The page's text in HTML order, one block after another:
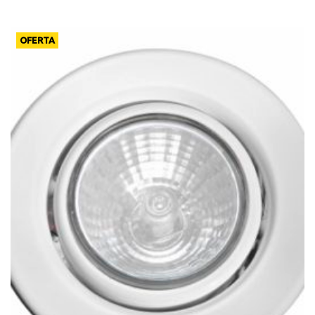
OFERTA